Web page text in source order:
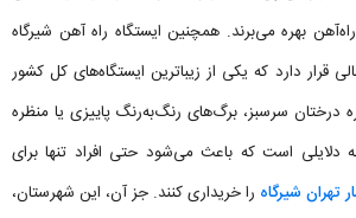
راه‌آهن بهره می‌برند. همچنین ایستگاه راه آهن شیرگاه
قرار دارد که یکی از زیباترین ایستگاه‌های کل کشور
درختان سرسبز، برگ‌های رنگ‌به‌رنگ پاییزی یا منظره
دلایلی است که باعث می‌شود حتی افراد تنها برای
تهران شیرگاه را خریداری کنند. جز آن، این شهرستان،